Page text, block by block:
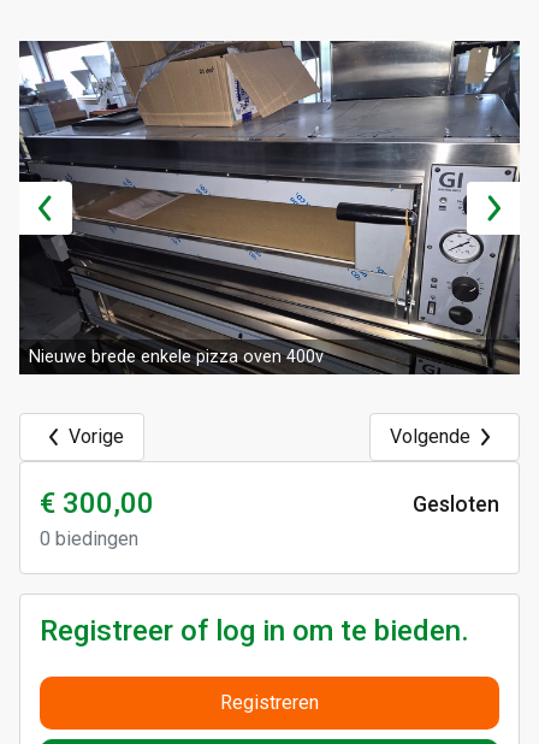
Nieuwe brede enkele pizza oven 400v
Vorige Volgende
€ 300,00
0 biedingen
Gesloten
Registreer of log in om te bieden.
Registreren